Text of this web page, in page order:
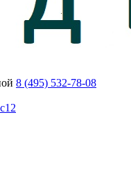
8 (495) 532-78-08